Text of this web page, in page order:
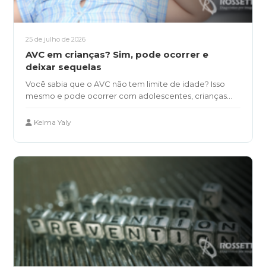
25 de julho de 2026
AVC em crianças? Sim, pode ocorrer e
deixar sequelas
Você sabia que o AVC não tem limite de idade? Isso
mesmo e pode ocorrer com adolescentes, crianças...
Kelma Yaly